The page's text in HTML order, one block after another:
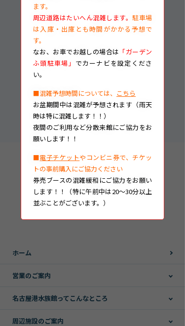
ホーム
営業のご案内
名古屋港水族館ってこんなところ
周辺施設のご案内
ます。
周辺道路はたいへん混雑します。駐車場
は入庫・出庫とも時間がかかる予想で
す。
なお、 お車でお越しの場合は 「ガーデン
ふ頭駐車場」 でカーナビを設定くださ
い。
■混雑予想時間については、 こちら
お盆期間中は混雑が予想されます（雨天
時は特に混雑します！！）
夜間のご利用など分散来館にご協力をお
願いします！！
■電子チケットやコンビニ券で、チケッ
トの事前購入にご協力ください
券売ブースの混雑緩和にご協力をお願い
します！！（特に午前中は20～30分以上
並ぶことがございます。）